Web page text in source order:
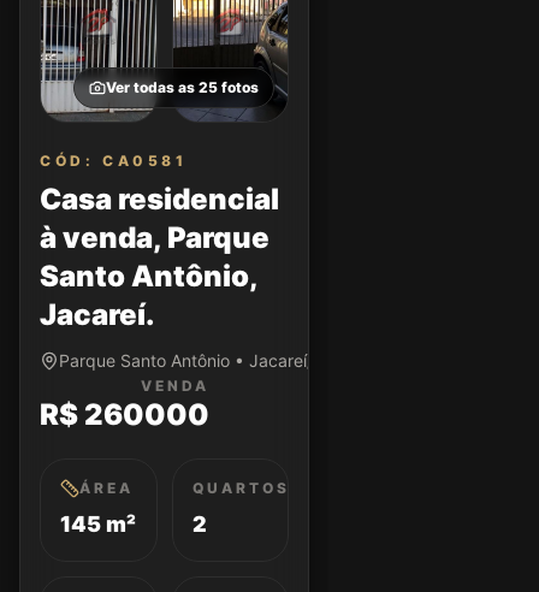
Ver todas as 25 fotos
CÓD: CA0581
Casa residencial
à venda, Parque
Santo Antônio,
Jacareí.
Parque Santo Antônio • Jacareí/SP
VENDA
R$ 260000
ÁREA
145 m²
QUARTOS
2